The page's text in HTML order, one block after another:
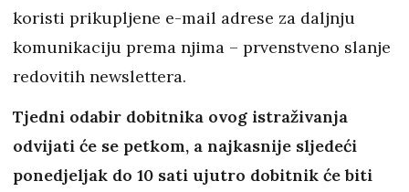
koristi prikupljene e-mail adrese za daljnju
komunikaciju prema njima – prvenstveno slanje
redovitih newslettera.
Tjedni odabir dobitnika ovog istraživanja
odvijati će se petkom, a najkasnije sljedeći
ponedjeljak do 10 sati ujutro dobitnik će biti